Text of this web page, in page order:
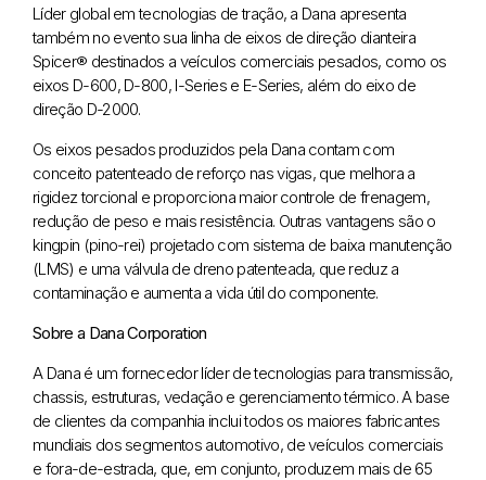
Líder global em tecnologias de tração, a Dana apresenta
também no evento sua linha de eixos de direção dianteira
Spicer® destinados a veículos comerciais pesados, como os
eixos D-600, D-800, I-Series e E-Series, além do eixo de
direção D-2000.
Os eixos pesados produzidos pela Dana contam com
conceito patenteado de reforço nas vigas, que melhora a
rigidez torcional e proporciona maior controle de frenagem,
redução de peso e mais resistência. Outras vantagens são o
kingpin (pino-rei) projetado com sistema de baixa manutenção
(LMS) e uma válvula de dreno patenteada, que reduz a
contaminação e aumenta a vida útil do componente.
Sobre a Dana Corporation
A Dana é um fornecedor líder de tecnologias para transmissão,
chassis, estruturas, vedação e gerenciamento térmico. A base
de clientes da companhia inclui todos os maiores fabricantes
mundiais dos segmentos automotivo, de veículos comerciais
e fora-de-estrada, que, em conjunto, produzem mais de 65